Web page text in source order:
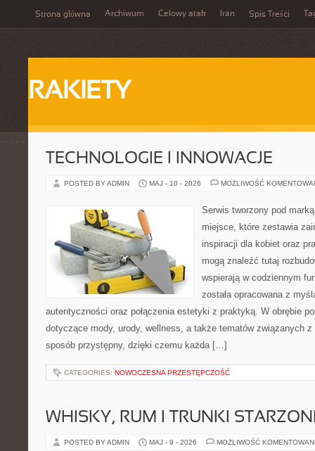
Strona główna Archiwum Celowy atak Iran Spis Treści
RAKIETY
TECHNOLOGIE I INNOWACJE
POSTED BY ADMIN MAJ - 10 - 2026 MOŻLIWOŚĆ
Serwis tworzony pod
miejsce, które zestawia
inspiracji dla kobiet oraz
mogą znaleźć tutaj
wspierają w codziennym
została opracowana z
autentyczności oraz połączenia estetyki z praktyką. W obrębie
dotyczące mody, urody, wellness, a także tematów związanych
sposób przystępny, dzięki czemu każda […]
CATEGORIES: NOWOCZESNA PRZESTĘPCZOŚĆ
WHISKY, RUM I TRUNKI
POSTED BY ADMIN MAJ - 9 - 2026 MOŻLIWOŚĆ